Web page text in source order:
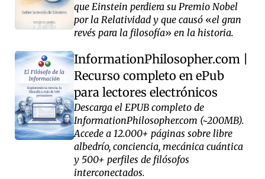
que Einstein perdiera su Premio Nobel
por la Relatividad y que causó
el gran
revés para la filosofía
en la historia.
InformationPhilosopher.com |
Recurso completo en ePub
para lectores electrónicos
Descarga el EPUB completo de
InformationPhilosopher.com (~200MB).
Accede a 12.000+ páginas sobre libre
albedrío, conciencia, mecánica cuántica
y 500+ perfiles de filósofos
interconectados.